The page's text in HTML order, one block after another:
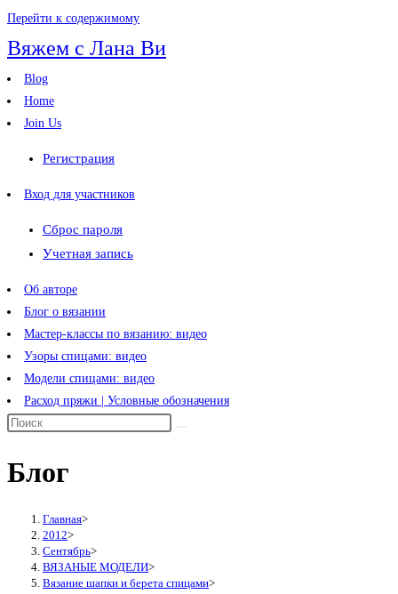
Перейти к содержимому
Вяжем с Лана Ви
Blog
Home
Join Us
Регистрация
Вход для участников
Сброс пароля
Учетная запись
Об авторе
Блог о вязании
Мастер-классы по вязанию: видео
Узоры спицами: видео
Модели спицами: видео
Расход пряжи | Условные обозначения
Блог
Главная>
2012>
Сентябрь>
ВЯЗАНЫЕ МОДЕЛИ>
Вязание шапки и берета спицами>